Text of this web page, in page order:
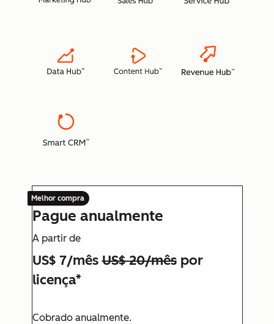
Melhor compra
Pague anualmente
A partir de
US$ 7/mêsUS$ 20/mêspor
licença*
Cobrado anualmente.